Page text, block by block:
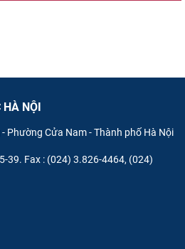
HÀ NỘI
Phường Cửa Nam - Thành phố Hà Nội
39. Fax : (024) 3.826-4464, (024)